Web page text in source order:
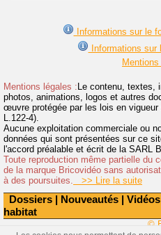
Dossiers Nouveautés Vidéos
habitat
Informations sur le
Informations sur
Mentions légales : Le contenu, textes,
photos, animations, logos et autres
œuvre protégée par les lois en
L.122-4).
Aucune exploitation commerciale ou
données qui sont présentées sur ce
l'accord préalable et écrit de la SARL
Toute reproduction même partielle du
de la marque Bricovidéo sans
à des poursuites. >> Lire la suite
©